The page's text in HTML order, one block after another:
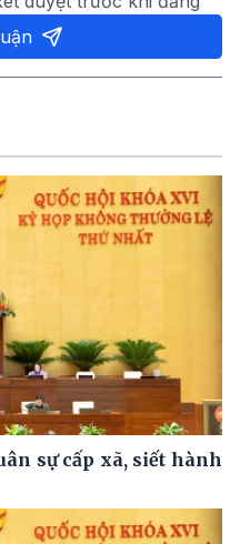
sự cấp xã, siết hành